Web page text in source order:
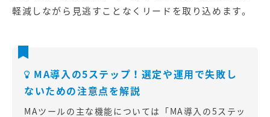
軽減しながら見逃すことなくリードを取り込めます。
MA導入の5ステップ！選定や運用で失敗し
ないための注意点を解説
MAツールの主な機能については「MA導入の5ステッ